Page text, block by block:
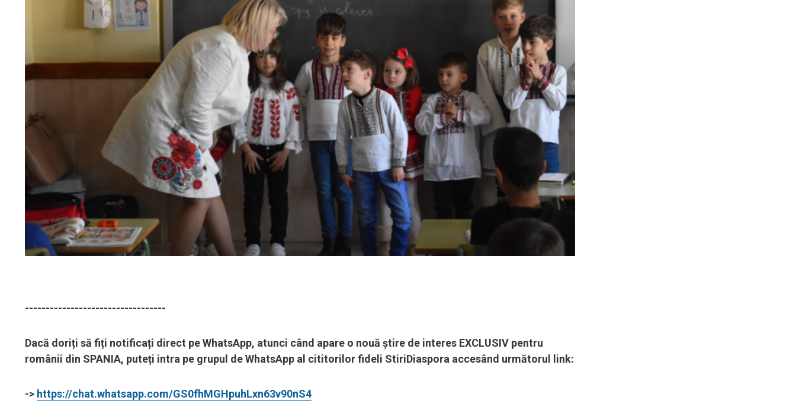
----------------------------------
Dacă doriți să fiți notificați direct pe WhatsApp, atunci când apare o nouă știre de interes EXCLUSIV pentru
românii din SPANIA, puteți intra pe grupul de WhatsApp al cititorilor fideli StiriDiaspora accesând următorul link:
-> https://chat.whatsapp.com/GS0fhMGHpuhLxn63v90nS4